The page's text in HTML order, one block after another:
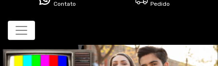
Contato
Pedido